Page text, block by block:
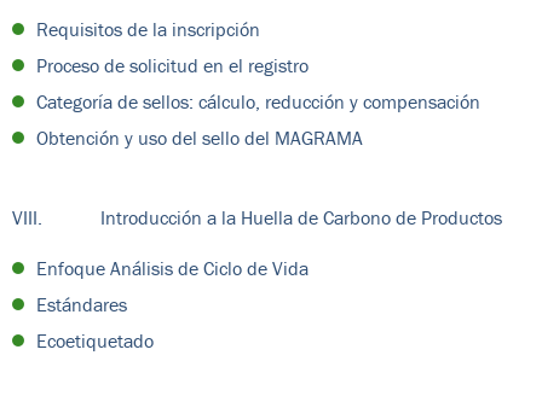
Requisitos de la inscripción
Proceso de solicitud en el registro
Categoría de sellos: cálculo, reducción y compensación
Obtención y uso del sello del MAGRAMA
VIII. Introducción a la Huella de Carbono de Productos
Enfoque Análisis de Ciclo de Vida
Estándares
Ecoetiquetado